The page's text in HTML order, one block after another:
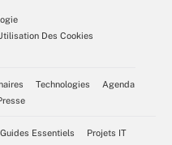
Des Cookies
Technologies
Agenda
Guides Essentiels Projets IT